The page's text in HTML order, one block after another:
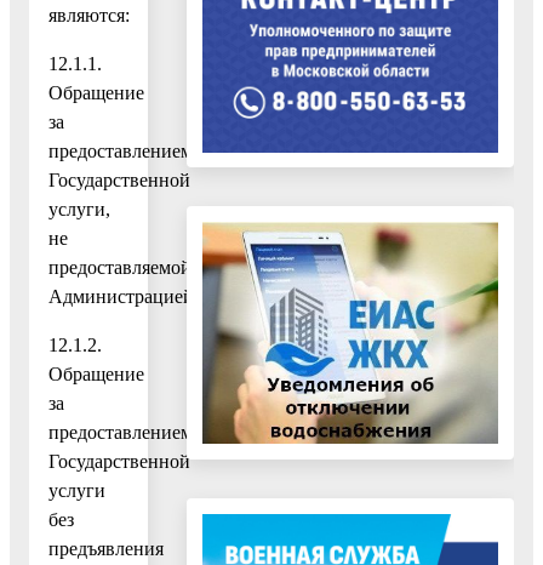
являются:
12.1.1.
Обращение
за
предоставлением
Государственной
услуги,
не
предоставляемой
Администрацией;
12.1.2.
Обращение
за
предоставлением
Государственной
услуги
без
предъявления